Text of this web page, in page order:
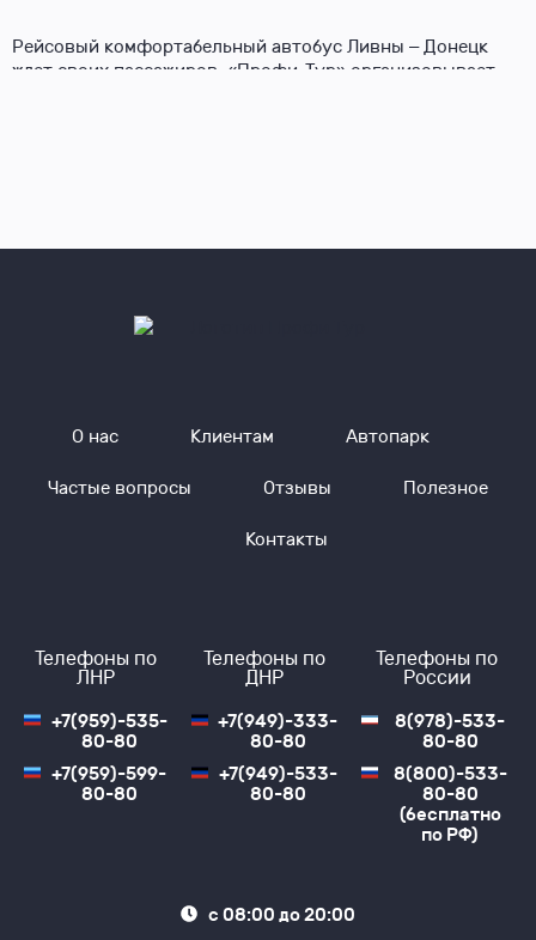
Рейсовый комфортабельный автобус Ливны – Донецк
ждет своих пассажиров. «Профи-Тур» организовывает
Спешите оценить
качество
пассажирских
перевозок «Профи-
Тур» купив билеты на
О нас Клиентам Автопарк
Частые вопросы Отзывы Полезное
Контакты
Телефоны по
ЛНР
+7(959)-535-
80-80
+7(959)-599-
80-80
Телефоны по
ДНР
+7(949)-333-
80-80
+7(949)-533-
80-80
Телефоны по
России
8(978)-533-
80-80
8(800)-533-
80-80
(бесплатно
по РФ)
с 08:00 до 20:00